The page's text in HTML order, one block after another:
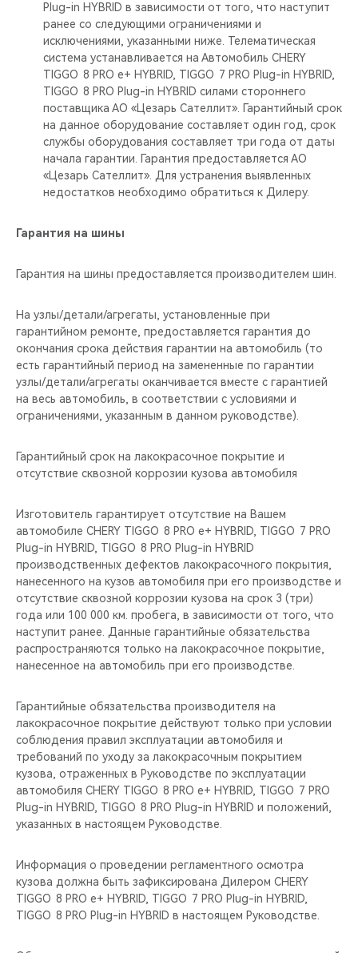
Plug-in HYBRID в зависимости от того, что наступит
ранее со следующими ограничениями и
исключениями, указанными ниже. Телематическая
система устанавливается на Автомобиль CHERY
TIGGO 8 PRO е+ HYBRID, TIGGO 7 PRO Plug-in HYBRID,
TIGGO 8 PRO Plug-in HYBRID силами стороннего
поставщика АО «Цезарь Сателлит». Гарантийный срок
на данное оборудование составляет один год, срок
службы оборудования составляет три года от даты
начала гарантии. Гарантия предоставляется АО
«Цезарь Сателлит». Для устранения выявленных
недостатков необходимо обратиться к Дилеру.
Гарантия на шины
Гарантия на шины предоставляется производителем шин.
На узлы/детали/агрегаты, установленные при
гарантийном ремонте, предоставляется гарантия до
окончания срока действия гарантии на автомобиль (то
есть гарантийный период на замененные по гарантии
узлы/детали/агрегаты оканчивается вместе с гарантией
на весь автомобиль, в соответствии с условиями и
ограничениями, указанным в данном руководстве).
Гарантийный срок на лакокрасочное покрытие и
отсутствие сквозной коррозии кузова автомобиля
Изготовитель гарантирует отсутствие на Вашем
автомобиле CHERY TIGGO 8 PRO е+ HYBRID, TIGGO 7 PRO
Plug-in HYBRID, TIGGO 8 PRO Plug-in HYBRID
производственных дефектов лакокрасочного покрытия,
нанесенного на кузов автомобиля при его производстве и
отсутствие сквозной коррозии кузова на срок 3 (три)
года или 100 000 км. пробега, в зависимости от того, что
наступит ранее. Данные гарантийные обязательства
распространяются только на лакокрасочное покрытие,
нанесенное на автомобиль при его производстве.
Гарантийные обязательства производителя на
лакокрасочное покрытие действуют только при условии
соблюдения правил эксплуатации автомобиля и
требований по уходу за лакокрасочным покрытием
кузова, отраженных в Руководстве по эксплуатации
автомобиля CHERY TIGGO 8 PRO е+ HYBRID, TIGGO 7 PRO
Plug-in HYBRID, TIGGO 8 PRO Plug-in HYBRID и положений,
указанных в настоящем Руководстве.
Информация о проведении регламентного осмотра
кузова должна быть зафиксирована Дилером CHERY
TIGGO 8 PRO е+ HYBRID, TIGGO 7 PRO Plug-in HYBRID,
TIGGO 8 PRO Plug-in HYBRID в настоящем Руководстве.